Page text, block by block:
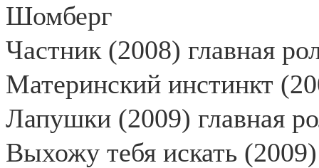
Шомберг
Частник (2008) главная
Материнский инстинкт
Лапушки (2009) главная
Выхожу тебя искать